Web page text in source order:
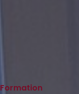
Formation